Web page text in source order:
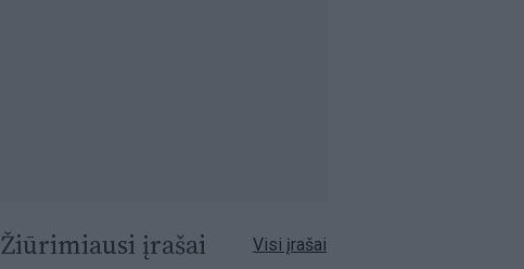
Žiūrimiausi įrašai Visi įrašai